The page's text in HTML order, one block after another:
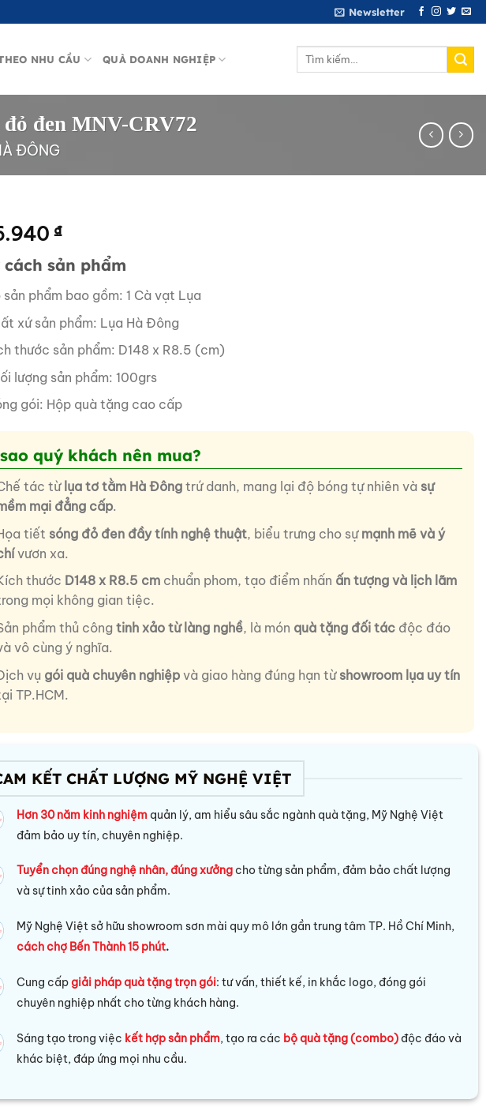
Newsletter
NHU CẦU QUÀ DOANH NGHIỆP
Tìm
đen MNV-CRV72
ĐÔNG
₫
cách sản phẩm
sản phẩm bao gồm: 1 Cà vạt Lụa
xứ sản phẩm: Lụa Hà Đông
thước sản phẩm: D148 x R8.5 (cm)
lượng sản phẩm: 100grs
gói: Hộp quà tặng cao cấp
quý khách nên mua?
tác từ lụa tơ tằm Hà Đôngtrứ danh, mang lại độ bóng tự nhiên và sự
mại đẳng cấp.
tiết sóng đỏ đen đầy tính nghệ thuật, biểu trưng cho sự mạnh mẽ và ý
vươn xa.
thước D148 x R8.5 cmchuẩn phom, tạo điểm nhấn ấn tượng và lịch lãm
mọi không gian tiệc.
phẩm thủ công tinh xảo từ làng nghề, là món quà tặng đối tácđộc đáo
vô cùng ý nghĩa.
vụ gói quà chuyên nghiệpvà giao hàng đúng hạn từ showroom lụa uy tín
TP.HCM.
KẾT CHẤT LƯỢNG MỸ NGHỆ VIỆT
Hơn 30 năm kinh nghiệm quản lý, am hiểu sâu sắc ngành quà tặng, Mỹ Nghệ Việt
đảm bảo uy tín, chuyên nghiệp.
Tuyển chọn đúng nghệ nhân, đúng xưởng cho từng sản phẩm, đảm bảo chất lượng
và sự tinh xảo của sản phẩm.
Mỹ Nghệ Việt sở hữu showroom sơn mài quy mô lớn gần trung tâm TP. Hồ Chí Minh,
cách chợ Bến Thành 15 phút.
Cung cấpgiải pháp quà tặng trọn gói: tư vấn, thiết kế, in khắc logo, đóng gói
chuyên nghiệp nhất cho từng khách hàng.
Sáng tạo trong việc kết hợp sản phẩm, tạo ra các bộ quà tặng (combo) độc đáo và
khác biệt, đáp ứng mọi nhu cầu.